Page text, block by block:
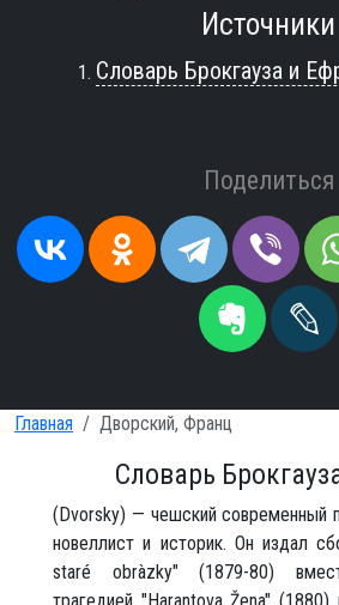
Источники
Словарь Брокгауза и
Поделиться
Главная Дворский, Франц
Словарь
(Dvorsky) — чешский современный
новеллист и историк. Он издал
staré obràzky" (1879-80)